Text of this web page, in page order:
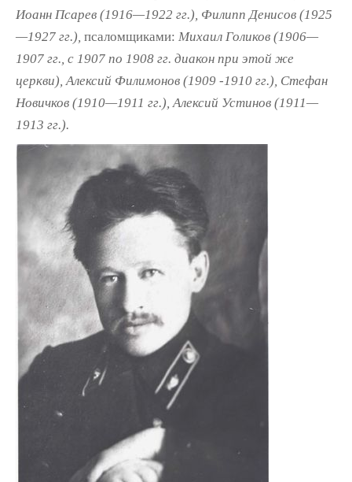
Иоанн Псарев (1916—1922 гг.), Филипп Денисов (1925
—1927 гг.), псаломщиками: Михаил Голиков (1906—
1907 гг., с 1907 по 1908 гг. диакон при этой же
церкви), Алексий Филимонов (1909 -1910 гг.), Стефан
Новичков (1910—1911 гг.), Алексий Устинов (1911—
1913 гг.).